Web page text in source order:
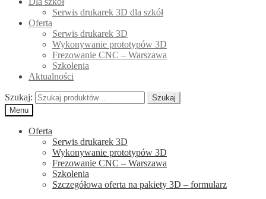
Serwis drukarek 3D dla szkół
Oferta
Serwis drukarek 3D
Wykonywanie prototypów 3D
Frezowanie CNC – Warszawa
Szkolenia
Aktualności
Szukaj:
Szukaj
Menu
Oferta
Serwis drukarek 3D
Wykonywanie prototypów 3D
Frezowanie CNC – Warszawa
Szkolenia
Szczegółowa oferta na pakiety 3D – formularz